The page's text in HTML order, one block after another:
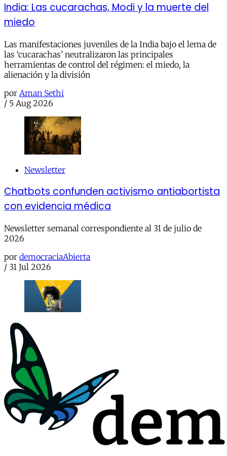
India: Las cucarachas, Modi y la muerte del
miedo
Las manifestaciones juveniles de la India bajo el lema de
las ‘cucarachas’ neutralizaron las principales
herramientas de control del régimen: el miedo, la
alienación y la división
por Aman Sethi
/ 5 Aug 2026
Newsletter
Chatbots confunden activismo antiabortista
con evidencia médica
Newsletter semanal correspondiente al 31 de julio de
2026
por democraciaAbierta
/ 31 Jul 2026